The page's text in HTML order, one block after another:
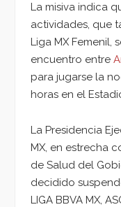
La misiva indica
actividades, que
Liga MX Femenil,
encuentro entre
para jugarse la
horas en el
La Presidencia
MX, en estrecha
de Salud del
decidido
LIGA BBVA MX,